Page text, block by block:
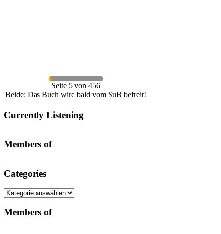
Seite 5 von 456
Beide: Das Buch wird bald vom SuB befreit!
Currently Listening
Members of
Categories
Categories
Members of